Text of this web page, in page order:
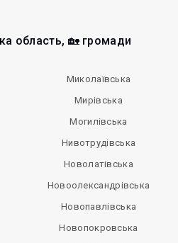
область, 🏡 громади
Миколаївська
Мирівська
Могилівська
Нивотрудівська
Новолатівська
Новоолександрівська
Новопавлівська
Новопокровська